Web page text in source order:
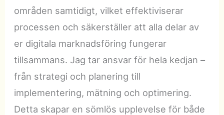
områden samtidigt, vilket effektiviserar
processen och säkerställer att alla delar av
er digitala marknadsföring fungerar
tillsammans. Jag tar ansvar för hela kedjan –
från strategi och planering till
implementering, mätning och optimering.
Detta skapar en sömlös upplevelse för både